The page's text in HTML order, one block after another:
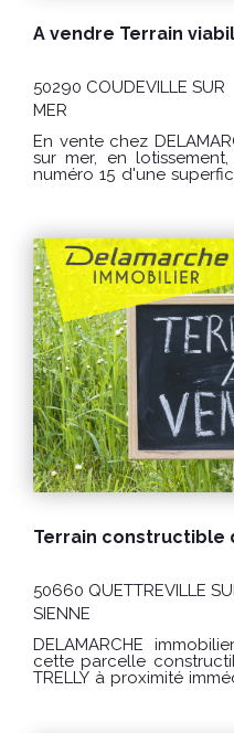
50290 COUDEVILLE SUR
MER
En vente chez DELAMARCHE
sur mer, en lotissement, Un terrain constructible lot
numéro 15 d'une superficie
www.georisques.gouv.fr" Pour visiter :
DELAMARCHE
06.29.76.85.09
50660 QUETTREVILLE
SIENNE
DELAMARCHE
cette parcelle
TRELLY à proximité